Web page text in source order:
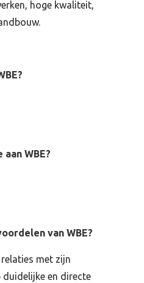
hoge kwaliteit,
WBE?
van WBE?
met zijn
duidelijke en directe